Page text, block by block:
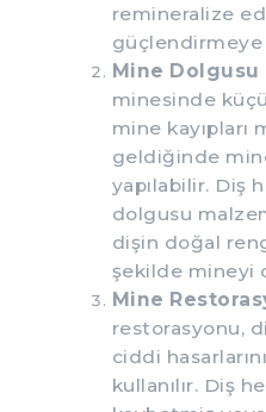
remineralize
güçlendirmeye
Mine Dolgusu
minesinde
mine kayıpları
geldiğinde
yapılabilir. Diş
dolgusu
dişin doğal
şekilde mineyi
Mine
restorasyonu,
ciddi
kullanılır. Diş